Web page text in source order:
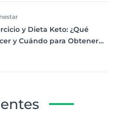
y Dieta Keto: ¿Qué
y Cuándo para Obtener